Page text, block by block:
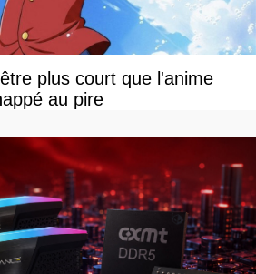
plus court que l'anime
au pire